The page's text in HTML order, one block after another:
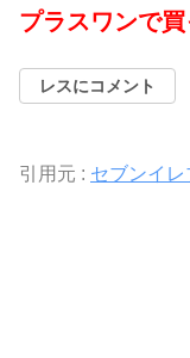
プラスワンで
レスにコメント
引用元 : セブンイ